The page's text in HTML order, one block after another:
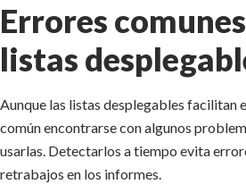
Errores
listas
Aunque las listas desplegables facilitan
común encontrarse con algunos
usarlas. Detectarlos a tiempo evita
retrabajos en los informes.